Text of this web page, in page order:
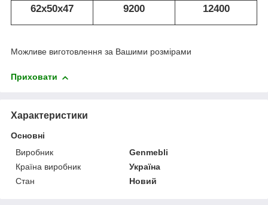
62х50х47 9200 12400
Можливе виготовлення за Вашими розмірами
Приховати
Характеристики
Основні
Виробник
Genmebli
Країна виробник
Україна
Стан
Новий